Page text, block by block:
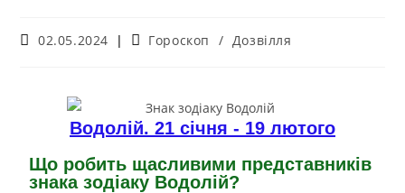
02.05.2024 Гороскоп / Дозвілля
Водолій. 21 січня - 19 лютого
Що робить щасливими представників
знака зодіаку Водолій?